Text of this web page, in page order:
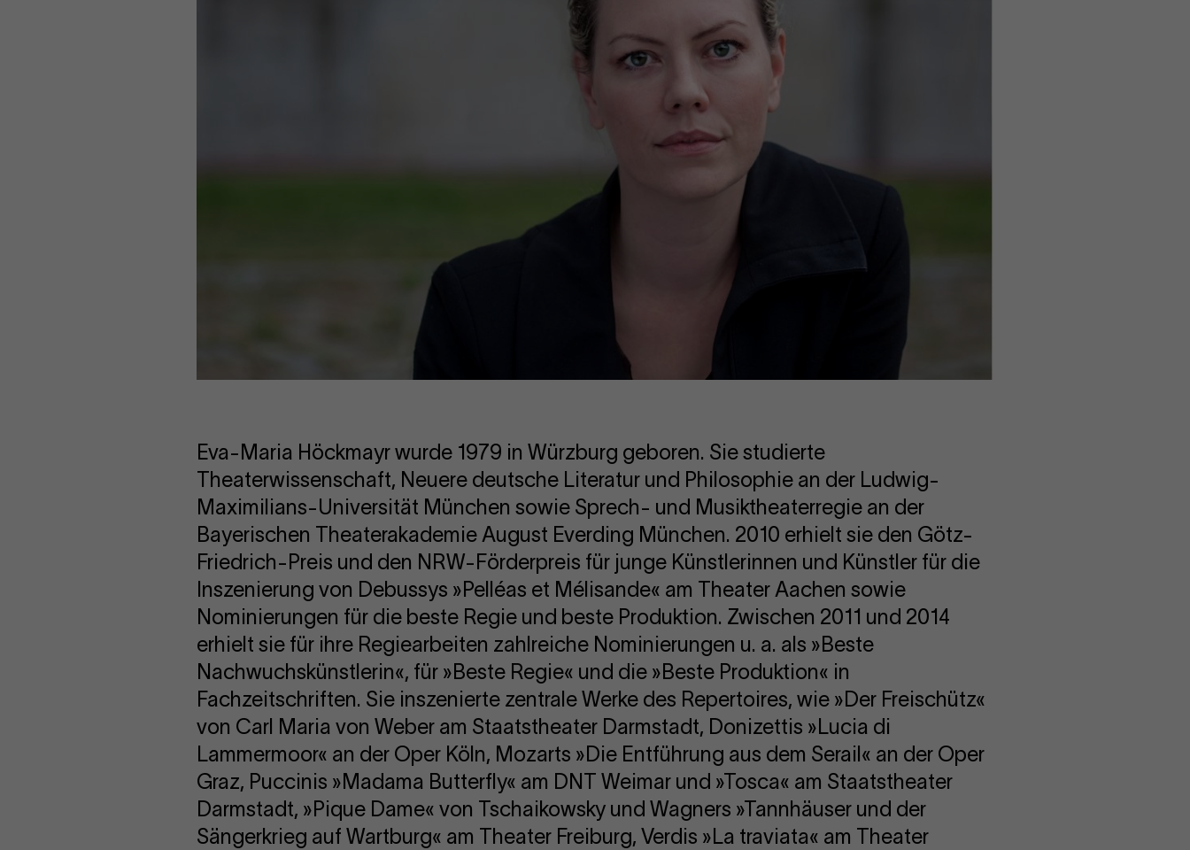
Eva-Maria Höckmayr wurde 1979 in Würzburg geboren. Sie studierte
Theaterwissenschaft, Neuere deutsche Literatur und Philosophie an der Ludwig-
Maximilians-Universität München sowie Sprech- und Musiktheaterregie an der
Bayerischen Theaterakademie August Everding München. 2010 erhielt sie den Götz-
Friedrich-Preis und den NRW-Förderpreis für junge Künstlerinnen und Künstler für die
Inszenierung von Debussys »Pelléas et Mélisande« am Theater Aachen sowie
Nominierungen für die beste Regie und beste Produktion. Zwischen 2011 und 2014
erhielt sie für ihre Regiearbeiten zahlreiche Nominierungen u. a. als »Beste
Nachwuchskünstlerin«, für »Beste Regie« und die »Beste Produktion« in
Fachzeitschriften. Sie inszenierte zentrale Werke des Repertoires, wie »Der Freischütz«
von Carl Maria von Weber am Staatstheater Darmstadt, Donizettis »Lucia di
Lammermoor« an der Oper Köln, Mozarts »Die Entführung aus dem Serail« an der Oper
Graz, Puccinis »Madama Butterfly« am DNT Weimar und »Tosca« am Staatstheater
Darmstadt, »Pique Dame« von Tschaikowsky und Wagners »Tannhäuser und der
Sängerkrieg auf Wartburg« am Theater Freiburg, Verdis »La traviata« am Theater